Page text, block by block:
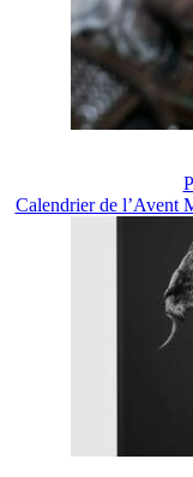
Calendrier de l’Avent